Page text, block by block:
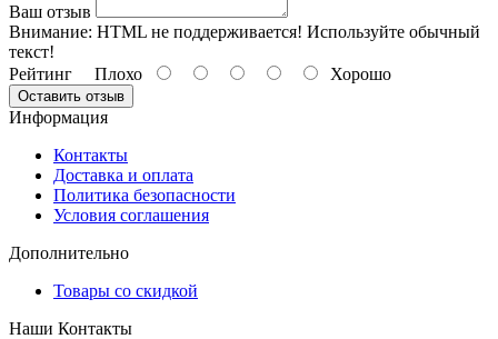
Ваш отзыв
Внимание: HTML не поддерживается! Используйте обычный
текст!
Рейтинг Плохо Хорошо
Оставить отзыв
Информация
Контакты
Доставка и оплата
Политика безопасности
Условия соглашения
Дополнительно
Товары со скидкой
Наши Контакты